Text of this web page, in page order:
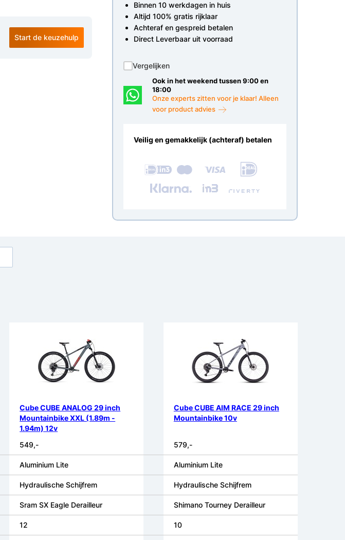
Start de keuzehulp
Binnen 10 werkdagen in huis
Altijd 100% gratis rijklaar
Achteraf en gespreid betalen
Direct Leverbaar uit voorraad
Vergelijken
Ook in het weekend tussen 9:00 en
18:00
Onze experts zitten voor je klaar! Alleen
voor product advies
Veilig en gemakkelijk (achteraf) betalen
Cube CUBE ANALOG 29 inch
Mountainbike XXL (1.89m -
1.94m) 12v
549,-
Aluminium Lite
Hydraulische Schijfrem
Sram SX Eagle Derailleur
12
Cube CUBE AIM RACE 29 inch
Mountainbike 10v
579,-
Aluminium Lite
Hydraulische Schijfrem
Shimano Tourney Derailleur
10